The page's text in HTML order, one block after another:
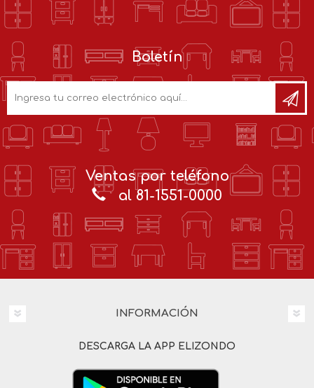
Boletín
Ventas por teléfono
al 81-1551-0000
INFORMACIÓN
DESCARGA LA APP ELIZONDO